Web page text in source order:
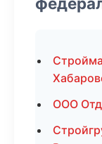
ООО